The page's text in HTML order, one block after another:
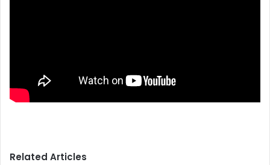
Related Articles